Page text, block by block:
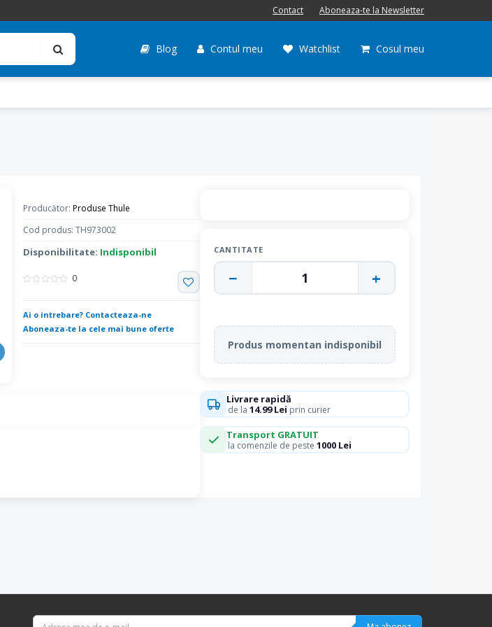
Contact Aboneaza-te la Newsletter
Blog Contul meu Watchlist Cosul meu
Producător: Produse Thule
Cod produs: TH973002
Disponibilitate: Indisponibil
0
Ai o intrebare? Contacteaza-ne
Aboneaza-te la cele mai bune oferte
CANTITATE
− 1 +
Produs momentan indisponibil
Livrare rapidă
de la 14.99 Lei prin curier
Transport GRATUIT
la comenzile de peste 1000 Lei